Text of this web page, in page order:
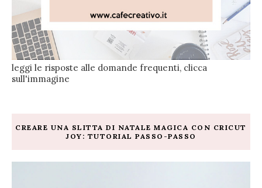
leggi le risposte alle domande frequenti, clicca
sull'immagine
CREARE UNA SLITTA DI NATALE MAGICA CON CRICUT
JOY: TUTORIAL PASSO-PASSO